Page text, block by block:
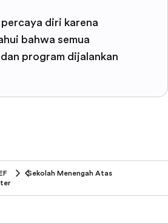
diri karena
bahwa semua
program dijalankan
Sekolah Menengah Atas